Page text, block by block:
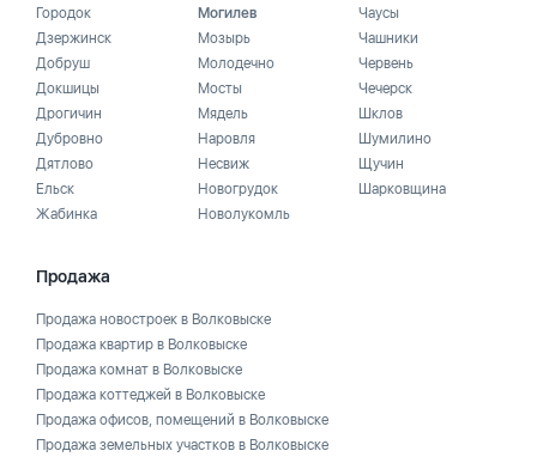
Городок
Дзержинск
Добруш
Докшицы
Дрогичин
Дубровно
Дятлово
Ельск
Жабинка
Могилев
Мозырь
Молодечно
Мосты
Мядель
Наровля
Несвиж
Новогрудок
Новолукомль
Чаусы
Чашники
Червень
Чечерск
Шклов
Шумилино
Щучин
Шарковщина
Продажа
Продажа новостроек в Волковыске
Продажа квартир в Волковыске
Продажа комнат в Волковыске
Продажа коттеджей в Волковыске
Продажа офисов, помещений в Волковыске
Продажа земельных участков в Волковыске